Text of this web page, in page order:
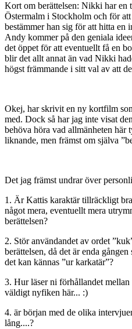
Kort om berättelsen: Nikki har en
Östermalm i Stockholm och för
bestämmer han sig för att hitta en
Andy kommer på den geniala
det öppet för att eventuellt få en
blir det allt annat än vad Nikki
högst främmande i sitt val av att
Okej, har skrivit en ny kortfilm
med. Dock så har jag inte visat
behöva höra vad allmänheten
liknande, men främst om själva
Det jag främst undrar över
1. Är Kattis karaktär tillräckligt
något mera, eventuellt mera
berättelsen?
2. Stör användandet av ordet
berättelsen, då det är enda
det kan kännas ”ur karkatär”?
3. Hur läser ni förhållandet
väldigt nyfiken här... :)
4. är början med de olika
lång....?